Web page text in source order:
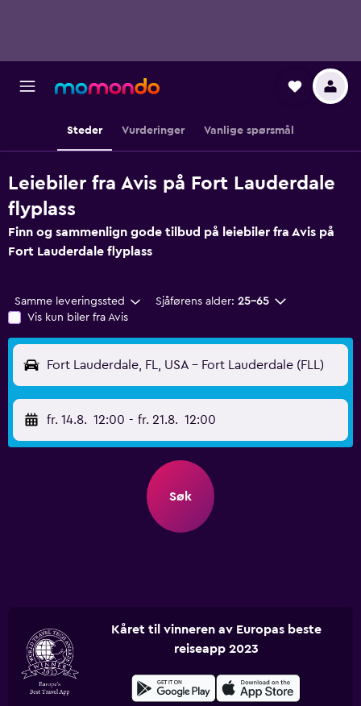
Steder Vurderinger Vanlige spørsmål
Leiebiler fra Avis på Fort Lauderdale
flyplass
Finn og sammenlign gode tilbud på leiebiler fra Avis på
Fort Lauderdale flyplass
Samme leveringssted Sjåførens alder: 25–65
Vis kun biler fra Avis
Fort Lauderdale, FL, USA - Fort Lauderdale (FLL)
fr. 14.8. 12:00 - fr. 21.8. 12:00
Søk
Kåret til vinneren av Europas beste
reiseapp 2023